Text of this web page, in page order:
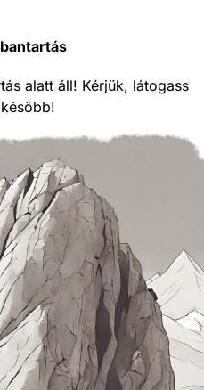
alatt áll! Kérjük, látogass